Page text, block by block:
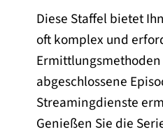
Diese Staffel bietet
oft komplex und
abgeschlossene
Streamingdienste
Genießen Sie die